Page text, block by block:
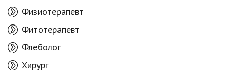
Физиотерапевт
Фитотерапевт
Флеболог
Хирург